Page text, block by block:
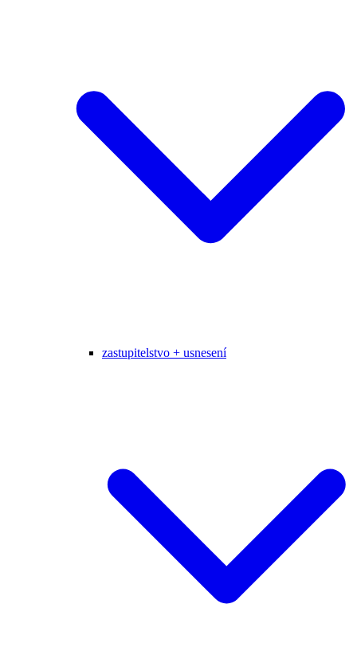
zastupitelstvo + usnesení